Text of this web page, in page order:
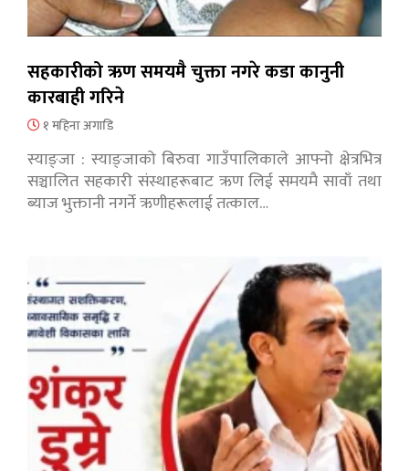
सहकारीको ऋण समयमै चुक्ता नगरे कडा कानुनी
कारबाही गरिने
१ महिना अगाडि
स्याङ्जा : स्याङ्जाको बिरुवा गाउँपालिकाले आफ्नो क्षेत्रभित्र
सञ्चालित सहकारी संस्थाहरूबाट ऋण लिई समयमै सावाँ तथा
ब्याज भुक्तानी नगर्ने ऋणीहरूलाई तत्काल…